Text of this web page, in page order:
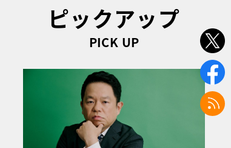
ピックアップ
PICK UP